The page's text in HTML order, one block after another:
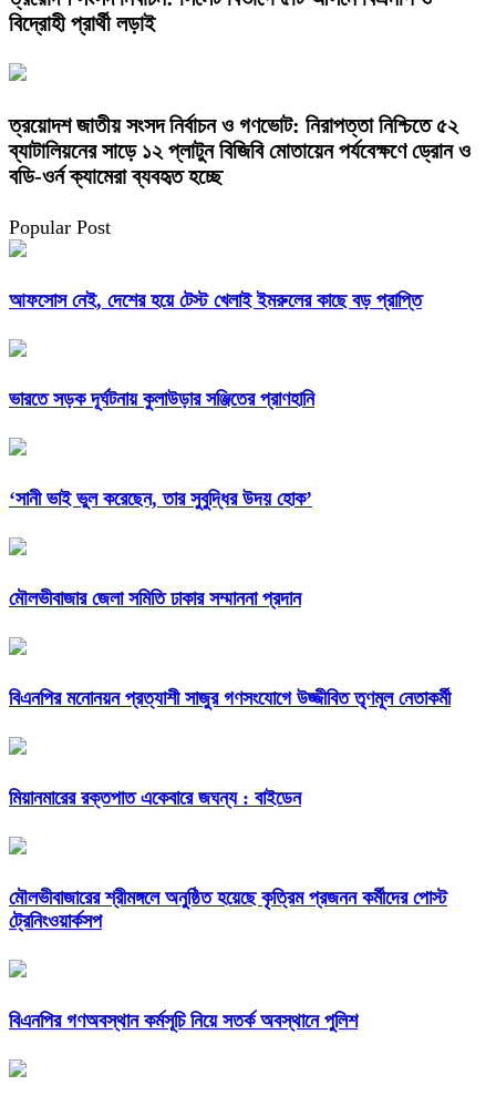
বিদ্রোহী প্রার্থী লড়াই
ত্রয়োদশ জাতীয় সংসদ নির্বাচন ও গণভোট: নিরাপত্তা নিশ্চিতে ৫২
ব্যাটালিয়নের সাড়ে ১২ প্লাটুন বিজিবি মোতায়েন পর্যবেক্ষণে ড্রোন ও
বডি-ওর্ন ক্যামেরা ব্যবহৃত হচ্ছে
Popular Post
আফসোস নেই, দেশের হয়ে টেস্ট খেলাই ইমরুলের কাছে বড় প্রাপ্তি
ভারতে সড়ক দূর্ঘটনায় কুলাউড়ার সঞ্জিতের প্রাণহানি
‘সানী ভাই ভুল করেছেন, তার সুবুদ্ধির উদয় হোক’
মৌলভীবাজার জেলা সমিতি ঢাকার সম্মাননা প্রদান
বিএনপির মনোনয়ন প্রত্যাশী সাজুর গণসংযোগে উজ্জীবিত তৃণমূল নেতাকর্মী
মিয়ানমারের রক্তপাত একেবারে জঘন্য : বাইডেন
মৌলভীবাজারের শ্রীমঙ্গলে অনুষ্ঠিত হয়েছে কৃত্রিম প্রজনন কর্মীদের পোস্ট
ট্রেনিংওয়ার্কসপ
বিএনপির গণঅবস্থান কর্মসূচি নিয়ে সতর্ক অবস্থানে পুলিশ